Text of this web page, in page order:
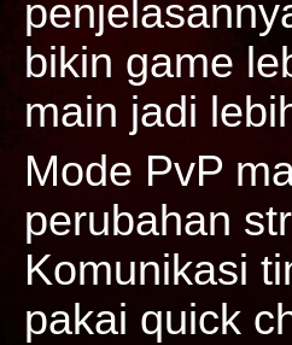
bikin game
main jadi
Mode PvP
perubahan
Komunikasi
pakai quick